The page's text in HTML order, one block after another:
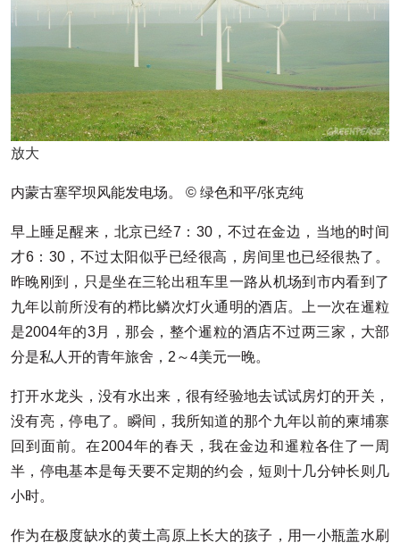
放大
内蒙古塞罕坝风能发电场。 © 绿色和平/张克纯
早上睡足醒来，北京已经7：30，不过在金边，当地的时间
才6：30，不过太阳似乎已经很高，房间里也已经很热了。
昨晚刚到，只是坐在三轮出租车里一路从机场到市内看到了
九年以前所没有的栉比鳞次灯火通明的酒店。上一次在暹粒
是2004年的3月，那会，整个暹粒的酒店不过两三家，大部
分是私人开的青年旅舍，2～4美元一晚。
打开水龙头，没有水出来，很有经验地去试试房灯的开关，
没有亮，停电了。瞬间，我所知道的那个九年以前的柬埔寨
回到面前。在2004年的春天，我在金边和暹粒各住了一周
半，停电基本是每天要不定期的约会，短则十几分钟长则几
小时。
作为在极度缺水的黄土高原上长大的孩子，用一小瓶盖水刷